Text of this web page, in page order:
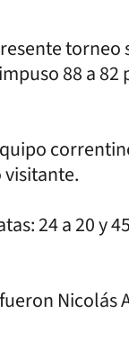
torneo
88 a
24 a 20 y
Nicolás